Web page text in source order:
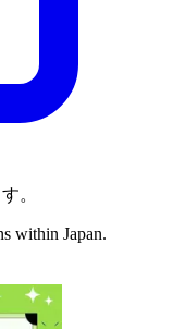
。
within Japan.